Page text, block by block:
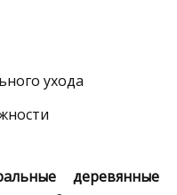
ухода
деревянные